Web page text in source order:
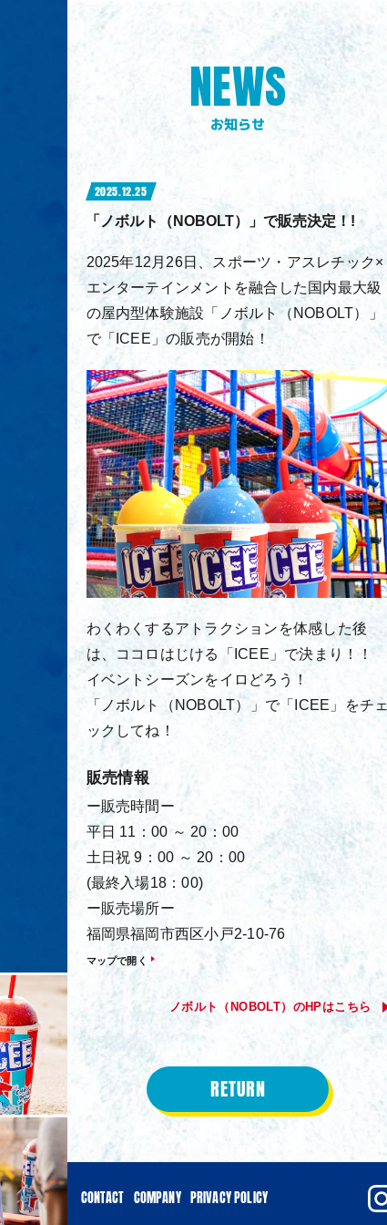
ABOUT
ICEEとは
SHOP
販売店舗
NEWS
お知らせ
2025.12.25
「ノボルト（NOBOLT）」で販売決定！!
2025年12月26日、スポーツ・アスレチック×
エンターテインメントを融合した国内最大級
の屋内型体験施設「ノボルト（NOBOLT）」
で「ICEE」の販売が開始！
わくわくするアトラクションを体感した後
は、ココロはじける「ICEE」で決まり！！
イベントシーズンをイロどろう！
「ノボルト（NOBOLT）」で「ICEE」をチェ
ックしてね！
販売情報
ー販売時間ー
平日 11：00 ～ 20：00
土日祝 9：00 ～ 20：00
(最終入場18：00)
ー販売場所ー
福岡県福岡市西区小戸2-10-76
マップで開く
ノボルト（NOBOLT）のHPはこちら
RETURN
CONTACT COMPANY PRIVACY POLICY